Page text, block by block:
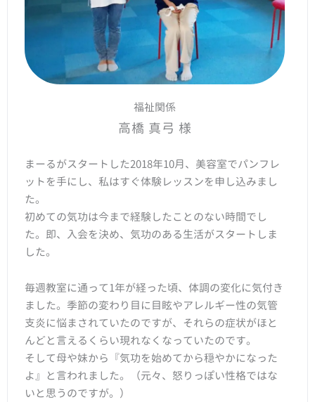
福祉関係
高橋 真弓 様
まーるがスタートした2018年10月、美容室でパンフレ
ットを手にし、私はすぐ体験レッスンを申し込みまし
た。
初めての気功は今まで経験したことのない時間でし
た。即、入会を決め、気功のある生活がスタートしま
した。
毎週教室に通って1年が経った頃、体調の変化に気付き
ました。季節の変わり目に目眩やアレルギー性の気管
支炎に悩まされていたのですが、それらの症状がほと
んどと言えるくらい現れなくなっていたのです。
そして母や妹から『気功を始めてから穏やかになった
よ』と言われました。（元々、怒りっぽい性格ではな
いと思うのですが。）